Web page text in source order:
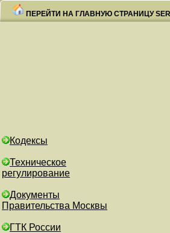
ПЕРЕЙТИ НА ГЛАВНУЮ СТРАНИЦУ
Кодексы
Техническое
регулирование
Документы
Правительства Москвы
ГТК России